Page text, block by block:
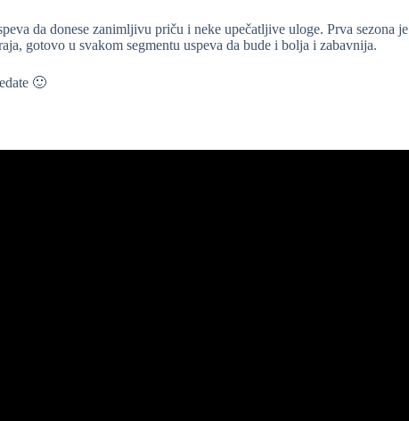
da donese zanimljivu priču i neke upečatljive uloge. Prva sezona je
gotovo u svakom segmentu uspeva da bude i bolja i zabavnija.
🙂